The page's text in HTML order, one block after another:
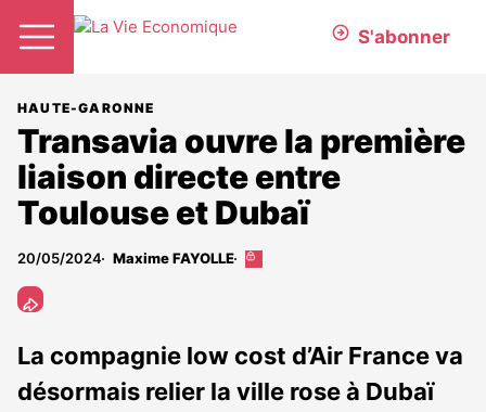
S'abonner
HAUTE-GARONNE
Transavia ouvre la première
liaison directe entre
Toulouse et Dubaï
20/05/2024 Maxime FAYOLLE
Cet
abonnés
La compagnie low cost d’Air France va
désormais relier la ville rose à Dubaï